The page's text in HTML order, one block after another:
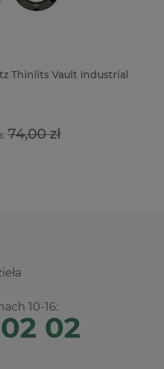
Thinlits Vault Industrial
74,00 zł
10-16:
02